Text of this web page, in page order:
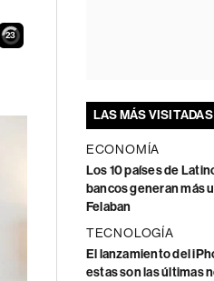
21
LAS MÁS VISITADAS
ECONOMÍA
Los 10 países de
bancos generan más
Felaban
TECNOLOGÍA
El lanzamiento del
estas son las últimas